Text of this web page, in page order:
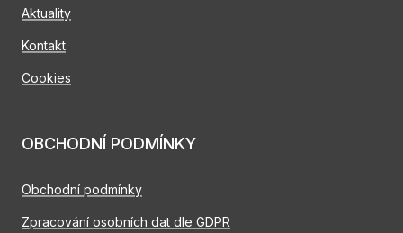
Aktuality
Kontakt
Cookies
OBCHODNÍ PODMÍNKY
Obchodní podmínky
Zpracování osobních dat dle GDPR